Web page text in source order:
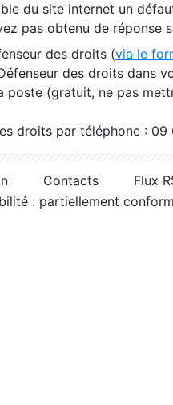
du site internet un
pas obtenu de réponse
des droits (via le
des droits dans
poste (gratuit, ne pas
droits par téléphone :
Contacts
Flux
: partiellement